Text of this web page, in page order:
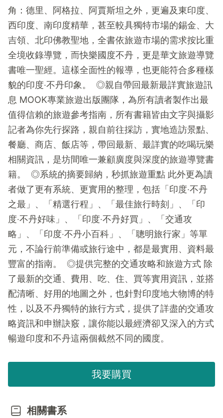
角：德里、阿格拉、阿賈斯坦之外，更遍及東印度、
西印度、南印度精華，甚至較具獨特市場的錫金、大
吉領、北印佛教聖地，全書依旅遊市場的需求按比重
全境收錄導覽，而快樂國度不丹，更是華文旅遊導覽
書唯一聖經。這樣全面性的報導，也更能符合多種樣
貌的印度‧不丹印象。 ◎親自帶回最新最詳實旅遊訊
息 MOOK專業旅遊出版團隊，為所有讀者製作出最
值得信賴的旅遊參考指南，所有書籍皆由文字與攝影
記者為你先行探路，親自前往採訪，實地造訪景點、
餐廳、商店、飯店等，帶回最新、最詳實的吃喝玩樂
相關資訊，是坊間唯一兼顧廣度與深度的旅遊導覽書
籍。 ◎系統的摘要歸納，秒抓旅遊重點 此外更為讀
者做了更有系統、更實用的整理，包括「印度‧不丹
之最」、「精選行程」、「最佳旅行時刻」、「印
度‧不丹好味」、「印度‧不丹好買」、「交通攻
略」、「印度‧不丹小百科」、「聰明旅行家」等單
元，不論行前準備或旅行途中，都是最實用、資料最
豐富的指南。 ◎提供完整的交通攻略和旅遊方式 除
了最新的交通、費用、吃、住、買等實用資訊，並搭
配清晰、好用的地圖之外，也針對印度地大物博的特
性，以及不丹獨特的旅行方式，提供了詳盡的交通攻
略資訊和申辦訣竅，讓你能以最經濟卻又深入的方式
暢遊印度和不丹這兩個截然不同的國度。
我要購買
相關書系